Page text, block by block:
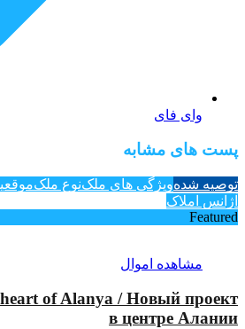
وای فای
پست های مشابه
توصیه شدهویژگی های ملکنوع ملک
آژانس املاک
Featured
مشاهده اموال
of Alanya / Новый проект
в центре Алании